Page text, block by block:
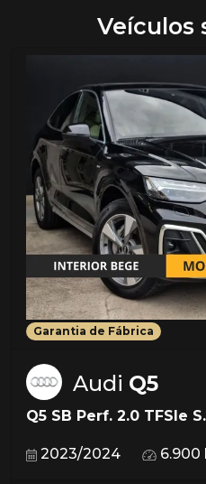
Veículos
Garantia de Fábrica
Audi Q5
Q5 SB Perf. 2.0 TFSIe
2023/2024 6.900